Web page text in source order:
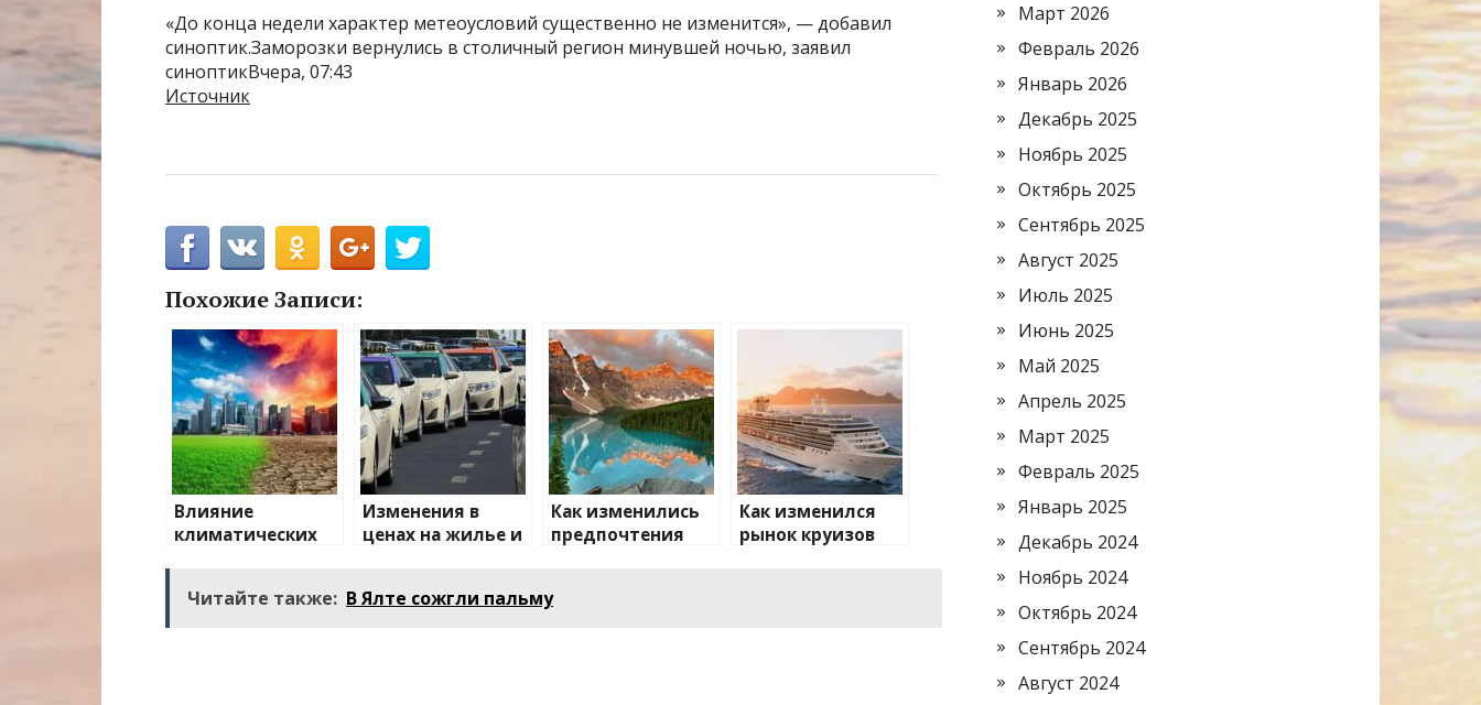
«До конца недели характер метеоусловий существенно не изменится», — добавил
синоптик.Заморозки вернулись в столичный регион минувшей ночью, заявил
синоптикВчера, 07:43
Источник
Похожие Записи:
Влияние
климатических
направления
Изменения в
ценах на жилье и
Как изменились
предпочтения
Как изменился
рынок круизов
Читайте также: В Ялте сожгли пальму
Март 2026
Февраль 2026
Январь 2026
Декабрь 2025
Ноябрь 2025
Октябрь 2025
Сентябрь 2025
Август 2025
Июль 2025
Июнь 2025
Май 2025
Апрель 2025
Март 2025
Февраль 2025
Январь 2025
Декабрь 2024
Ноябрь 2024
Октябрь 2024
Сентябрь 2024
Август 2024